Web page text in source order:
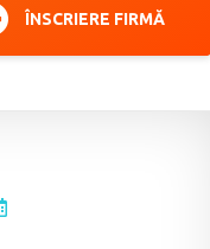
ÎNSCRIERE FIRMĂ